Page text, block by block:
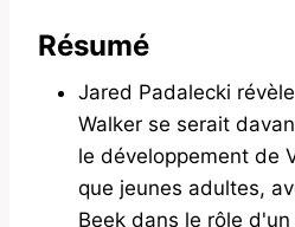
Résumé
Jared Padalecki
Walker se serait
le développement de
que jeunes adultes,
Beek dans le rôle